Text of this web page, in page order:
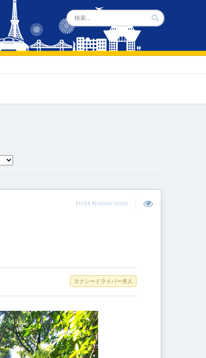
ENTER READING MODE
タクシードライバー求人